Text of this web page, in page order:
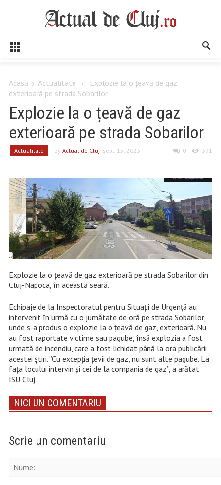
Acasă Actualitate
Explozie la o țeavă de gaz
exterioară pe strada Sobarilor
Explozie la o țeavă de gaz
exterioară pe strada Sobarilor
Actualitate by Actual de Cluj- sept. 15, 2023 0 391
Explozie la o țeavă de gaz exterioară pe strada Sobarilor din
Cluj-Napoca, în această seară.
Echipaje de la Inspectoratul pentru Situații de Urgență au
intervenit în urmă cu o jumătate de oră pe strada Sobarilor,
unde s-a produs o explozie la o țeavă de gaz, exterioară. Nu
au fost raportate victime sau pagube, însă explozia a fost
urmată de incendiu, care a fost lichidat până la ora publicării
acestei știri. ”Cu excepția țevii de gaz, nu sunt alte pagube. La
fața locului intervin și cei de la compania de gaz”, a arătat
ISU Cluj.
NICI UN COMENTARIU
Scrie un comentariu